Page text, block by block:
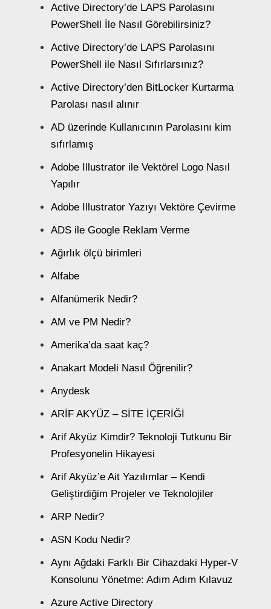
Active Directory’de LAPS Parolasını
PowerShell İle Nasıl Görebilirsiniz?
Active Directory’de LAPS Parolasını
PowerShell ile Nasıl Sıfırlarsınız?
Active Directory’den BitLocker Kurtarma
Parolası nasıl alınır
AD üzerinde Kullanıcının Parolasını kim
sıfırlamış
Adobe Illustrator ile Vektörel Logo Nasıl
Yapılır
Adobe Illustrator Yazıyı Vektöre Çevirme
ADS ile Google Reklam Verme
Ağırlık ölçü birimleri
Alfabe
Alfanümerik Nedir?
AM ve PM Nedir?
Amerika’da saat kaç?
Anakart Modeli Nasıl Öğrenilir?
Anydesk
ARİF AKYÜZ – SİTE İÇERİĞİ
Arif Akyüz Kimdir? Teknoloji Tutkunu Bir
Profesyonelin Hikayesi
Arif Akyüz’e Ait Yazılımlar – Kendi
Geliştirdiğim Projeler ve Teknolojiler
ARP Nedir?
ASN Kodu Nedir?
Aynı Ağdaki Farklı Bir Cihazdaki Hyper-V
Konsolunu Yönetme: Adım Adım Kılavuz
Azure Active Directory